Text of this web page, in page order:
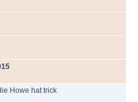
Howe hat trick